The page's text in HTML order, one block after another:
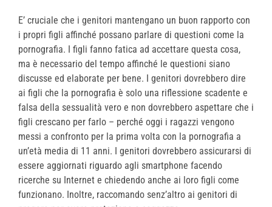
E’ cruciale che i genitori mantengano un buon rapporto con
i propri figli affinché possano parlare di questioni come la
pornografia. I figli fanno fatica ad accettare questa cosa,
ma è necessario del tempo affinché le questioni siano
discusse ed elaborate per bene. I genitori dovrebbero dire
ai figli che la pornografia è solo una riflessione scadente e
falsa della sessualità vero e non dovrebbero aspettare che i
figli crescano per farlo – perché oggi i ragazzi vengono
messi a confronto per la prima volta con la pornografia a
un’età media di 11 anni. I genitori dovrebbero assicurarsi di
essere aggiornati riguardo agli smartphone facendo
ricerche su Internet e chiedendo anche ai loro figli come
funzionano. Inoltre, raccomando senz’altro ai genitori di